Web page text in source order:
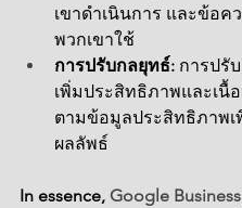
เขาดำเนินการ และข้อ
พวกเขาใช้
การปรับกลยุทธ์: การปรั
เพิ่มประสิทธิภาพและเ
ตามข้อมูลประสิทธิภาพเ
ผลลัพธ์
In essence, Google